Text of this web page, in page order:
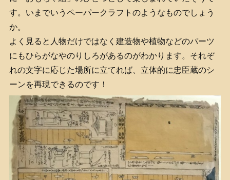
す。いまでいうペーパークラフトのようなものでしょう
か。
よく見ると人物だけではなく建造物や植物などのパーツ
にもひらがなやのりしろがあるのがわかります。それぞ
れの文字に応じた場所に立てれば、立体的に忠臣蔵のシ
ーンを再現できるのです！